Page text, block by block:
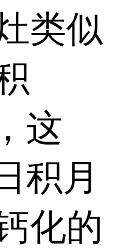
类似
这
积月
化的